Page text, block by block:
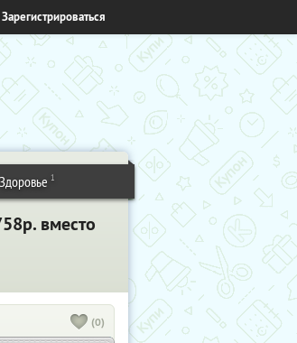
Зарегистрироваться
Здоровье 1
вместо
(0)